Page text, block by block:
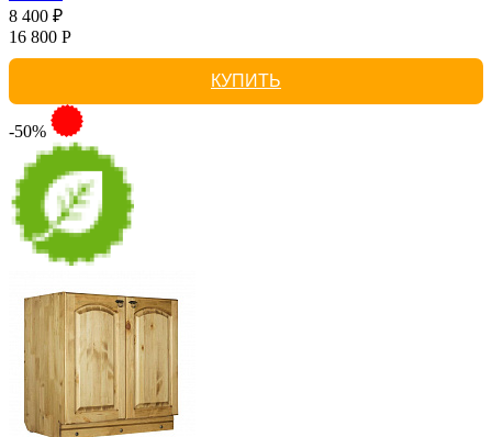
8 400 ₽
16 800 Р
КУПИТЬ
-50%